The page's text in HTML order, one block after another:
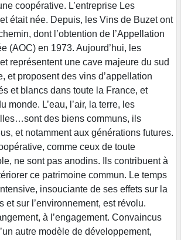
coopérative. L’entreprise Les
était née. Depuis, les Vins de Buzet ont
dont l’obtention de l’Appellation
(AOC) en 1973. Aujourd’hui, les
représentent une cave majeure du sud
et proposent des vins d’appellation
et blancs dans toute la France, et
monde. L’eau, l’air, la terre, les
des biens communs, ils
et notamment aux générations futures.
comme ceux de toute
ne sont pas anodins. Ils contribuent à
ce patrimoine commun. Le temps
insouciante de ses effets sur la
et sur l’environnement, est révolu.
à l’engagement. Convaincus
autre modèle de développement,